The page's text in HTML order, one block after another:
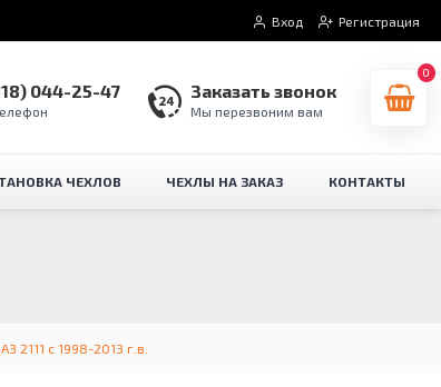
Вход Регистрация
044-25-47 Заказать звонок
Мы перезвоним вам
0
ЧЕХЛОВ ЧЕХЛЫ НА ЗАКАЗ КОНТАКТЫ
2111 с 1998-2013 г.в.